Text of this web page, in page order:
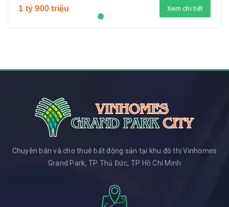
1 tỷ 900 triệu Xem chi tiết
Chuyên bán và cho thuê bất động sản tại khu đô thị Vinhomes
Grand Park, TP Thủ Đức, TP Hồ Chí Minh